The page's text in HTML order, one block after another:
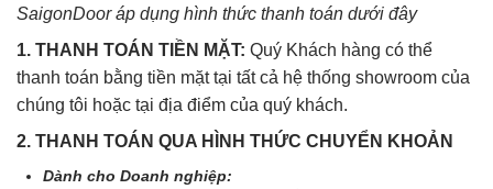
SaigonDoor áp dụng hình thức thanh toán dưới đây
1. THANH TOÁN TIỀN MẶT: Quý Khách hàng có thể
thanh toán bằng tiền mặt tại tất cả hệ thống showroom của
chúng tôi hoặc tại địa điểm của quý khách.
2. THANH TOÁN QUA HÌNH THỨC CHUYỂN KHOẢN
Dành cho Doanh nghiệp: